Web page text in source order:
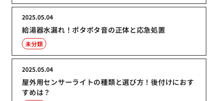
給湯器水漏れ！ポタポタ音の正体と応急処置
2025.05.04
未分類
屋外用センサーライトの種類と選び方！後付けにおす
すめは？
2025.05.04